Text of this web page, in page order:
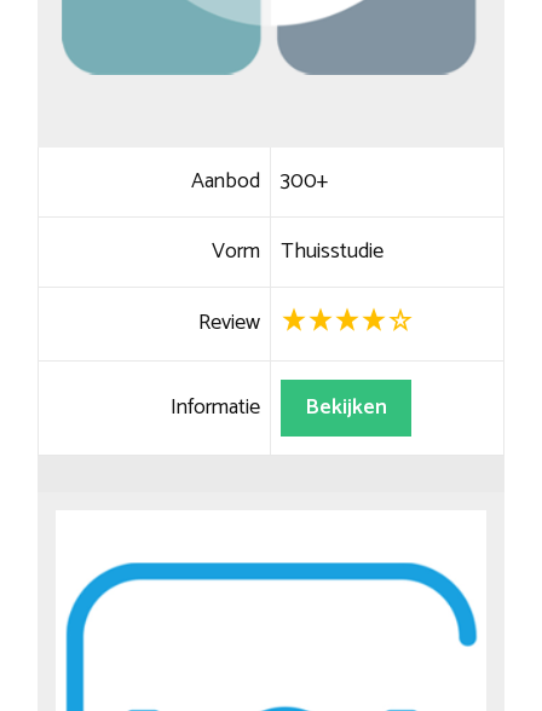
Aanbod 300+
Vorm Thuisstudie
Review
Informatie Bekijken